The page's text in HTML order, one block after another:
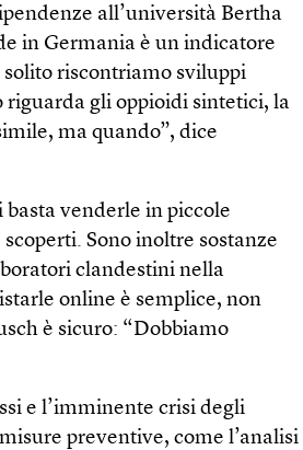
all’università Bertha
in Germania è un indicatore
solito riscontriamo sviluppi
riguarda gli oppioidi sintetici, la
ma quando”, dice
venderle in piccole
Sono inoltre sostanze
clandestini nella
online è semplice, non
è sicuro: “Dobbiamo
e l’imminente crisi degli
preventive, come l’analisi